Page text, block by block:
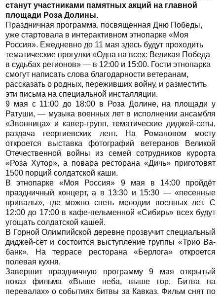
станут участниками памятных акций на главной
площади Роза Долины.
Праздничная программа, посвященная Дню Победы,
уже стартовала в интерактивном этнопарке «Моя
Россия». Ежедневно до 11 мая здесь будут проходить
тематические прогулки «Одна на всех: Великая Победа
в судьбах регионов» — в 12:00 и 15:00. Гости этнопарка
смогут написать слова благодарности ветеранам,
рассказать о родных, переживших войну, и разместить
эти письма на специальной инсталляции.
9 мая с 11:00 до 18:00 в Роза Долине, на площади у
Ратуши, — музыка военных лет в исполнении ансамбля
«Звонница» и кавер-групп, тематические диджей-сеты,
раздача георгиевских лент. На Романовом мосту
откроется выставка фотографий ветеранов Великой
Отечественной войны из семей сотрудников курорта
«Роза Хутор», а повара ресторана «Дичь» приготовят
1500 порций солдатской каши.
В этнопарке «Моя Россия» 9 мая в 14:00 пройдёт
праздничный концерт, а в 13:30 и 15:30 — «песенные
привалы», где можно спеть мелодии военных лет. С
12:00 до 17:00 в кафе-пельменной «Сибирь» всех будут
угощать солдатской кашей.
В Горной Олимпийской деревне прозвучит специальный
диджей-сет и состоится выступление группы «Трио Ва-
банк». На террасе ресторана «Берлога» откроется
полевая кухня.
Завершит праздничную программу 9 мая открытый
показ фильма «Выше неба, выше гор. Битва на
перевалах» о событиях битвы за Кавказ. Фильм снят по